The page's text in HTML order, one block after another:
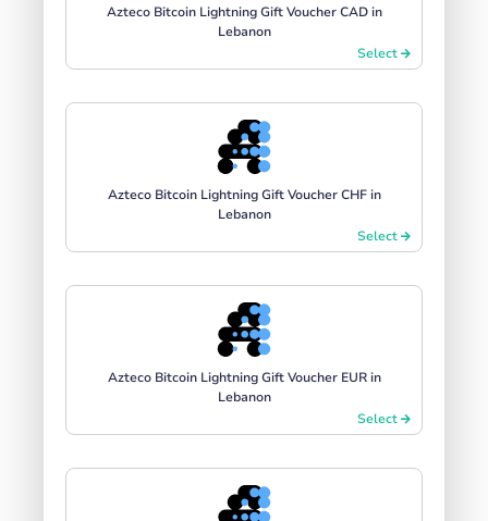
Azteco Bitcoin Lightning Gift Voucher CAD in
Lebanon
Select
Azteco Bitcoin Lightning Gift Voucher CHF in
Lebanon
Select
Azteco Bitcoin Lightning Gift Voucher EUR in
Lebanon
Select